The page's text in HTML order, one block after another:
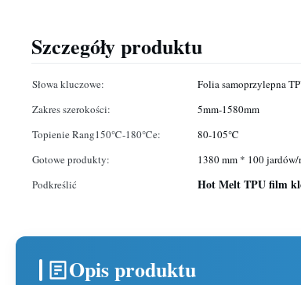
Szczegóły produktu
Słowa kluczowe: Folia samoprzylepna
Zakres szerokości:
5mm-1580mm
Topienie Rang150℃-180℃e:
80-105℃
Gotowe produkty:
1380 mm * 100
Podkreślić
Hot Melt TPU film
Opis produktu